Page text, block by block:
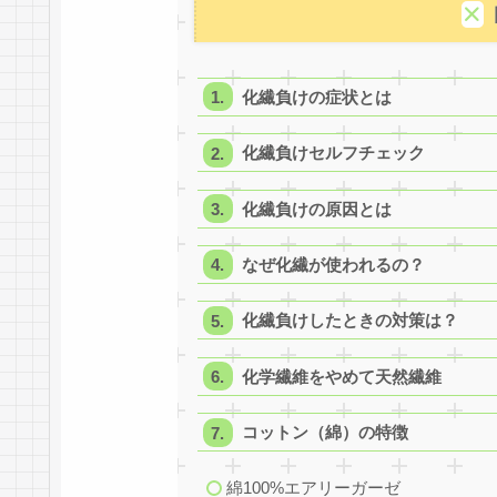
化繊負けの症状とは
化繊負けセルフチェック
化繊負けの原因とは
なぜ化繊が使われるの？
化繊負けしたときの対策は？
化学繊維をやめて天然繊維
コットン（綿）の特徴
綿100%エアリーガーゼ